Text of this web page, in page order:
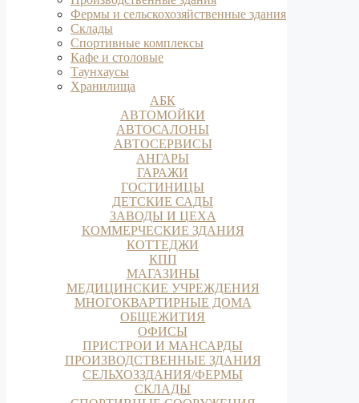
Фермы и сельскохозяйственные здания
Склады
Спортивные комплексы
Кафе и столовые
Таунхаусы
Хранилища
АБК
АВТОМОЙКИ
АВТОСАЛОНЫ
АВТОСЕРВИСЫ
АНГАРЫ
ГАРАЖИ
ГОСТИНИЦЫ
ДЕТСКИЕ САДЫ
ЗАВОДЫ И ЦЕХА
КОММЕРЧЕСКИЕ ЗДАНИЯ
КОТТЕДЖИ
КПП
МАГАЗИНЫ
МЕДИЦИНСКИЕ УЧРЕЖДЕНИЯ
МНОГОКВАРТИРНЫЕ ДОМА
ОБЩЕЖИТИЯ
ОФИСЫ
ПРИСТРОИ И МАНСАРДЫ
ПРОИЗВОДСТВЕННЫЕ ЗДАНИЯ
СЕЛЬХОЗЗДАНИЯ/ФЕРМЫ
СКЛАДЫ